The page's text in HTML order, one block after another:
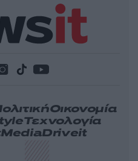
Οικονομία
Τεχνολογία
MediaDriveit